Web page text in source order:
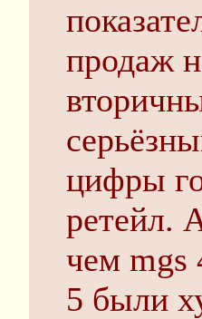
продаж
цифры
ретейл.
чем mgs
5 были